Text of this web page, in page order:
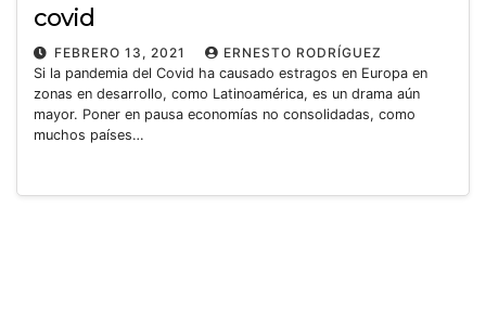
covid
FEBRERO 13, 2021
ERNESTO RODRÍGUEZ
Si la pandemia del Covid ha causado estragos en Europa en
zonas en desarrollo, como Latinoamérica, es un drama aún
mayor. Poner en pausa economías no consolidadas, como
muchos países…